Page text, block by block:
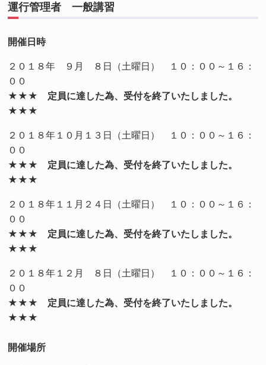
運行管理者 一般講習
開催日時
２０１８年 ９月 ８日（土曜日） １０：００～１６：
００
★★★ 定員に達した為、受付を終了いたしました。
★★★
２０１８年１０月１３日（土曜日） １０：００～１６：
００
★★★ 定員に達した為、受付を終了いたしました。
★★★
２０１８年１１月２４日（土曜日） １０：００～１６：
００
★★★ 定員に達した為、受付を終了いたしました。
★★★
２０１８年１２月 ８日（土曜日） １０：００～１６：
００
★★★ 定員に達した為、受付を終了いたしました。
★★★
開催場所